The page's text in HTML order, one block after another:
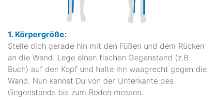
1. Körpergröße:
Stelle dich gerade hin mit den Füßen und dem Rücken
an die Wand. Lege einen flachen Gegenstand (z.B.
Buch) auf den Kopf und halte ihn waagrecht gegen die
Wand. Nun kannst Du von der Unterkante des
Gegenstands bis zum Boden messen.